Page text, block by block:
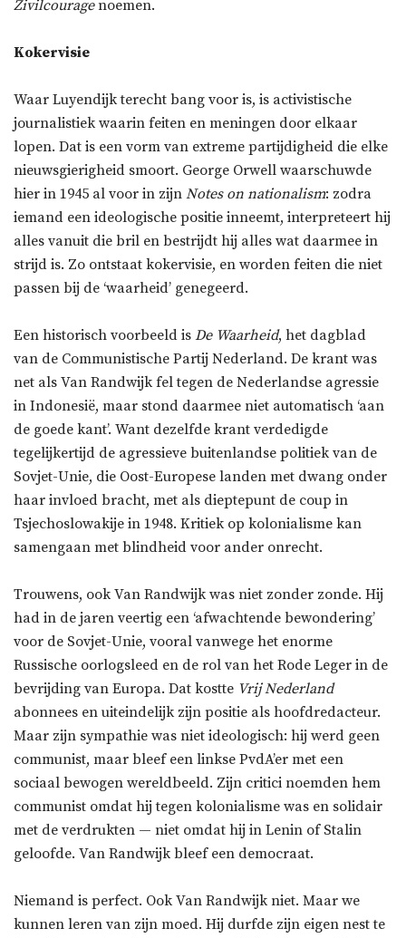
Zivilcouragenoemen.
Kokervisie
Waar Luyendijk terecht bang voor is, is activistische
journalistiek waarin feiten en meningen door elkaar
lopen. Dat is een vorm van extreme partijdigheid die elke
nieuwsgierigheid smoort. George Orwell waarschuwde
hier in 1945 al voor in zijn Notes on nationalism: zodra
iemand een ideologische positie inneemt, interpreteert hij
alles vanuit die bril en bestrijdt hij alles wat daarmee in
strijd is. Zo ontstaat kokervisie, en worden feiten die niet
passen bij de ‘waarheid’ genegeerd.
Een historisch voorbeeld is De Waarheid, het dagblad
van de Communistische Partij Nederland. De krant was
net als Van Randwijk fel tegen de Nederlandse agressie
in Indonesië, maar stond daarmee niet automatisch ‘aan
de goede kant’. Want dezelfde krant verdedigde
tegelijkertijd de agressieve buitenlandse politiek van de
Sovjet-Unie, die Oost-Europese landen met dwang onder
haar invloed bracht, met als dieptepunt de coup in
Tsjechoslowakije in 1948. Kritiek op kolonialisme kan
samengaan met blindheid voor ander onrecht.
Trouwens, ook Van Randwijk was niet zonder zonde. Hij
had in de jaren veertig een ‘afwachtende bewondering’
voor de Sovjet-Unie, vooral vanwege het enorme
Russische oorlogsleed en de rol van het Rode Leger in de
bevrijding van Europa. Dat kostte Vrij Nederland
abonnees en uiteindelijk zijn positie als hoofdredacteur.
Maar zijn sympathie was niet ideologisch: hij werd geen
communist, maar bleef een linkse PvdA’er met een
sociaal bewogen wereldbeeld. Zijn critici noemden hem
communist omdat hij tegen kolonialisme was en solidair
met de verdrukten — niet omdat hij in Lenin of Stalin
geloofde. Van Randwijk bleef een democraat.
Niemand is perfect. Ook Van Randwijk niet. Maar we
kunnen leren van zijn moed. Hij durfde zijn eigen nest te